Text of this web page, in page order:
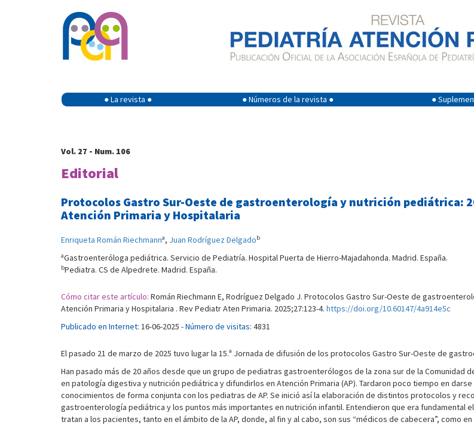
● La revista ● ● Números de la revista ● ●
Vol. 27 - Num. 106
Editorial
Protocolos Gastro Sur-Oeste de gastroenterología y nutrición pediátrica:
Atención Primaria y Hospitalaria
Enriqueta Román Riechmanna, Juan Rodríguez Delgadob
aGastroenteróloga pediátrica. Servicio de Pediatría. Hospital Puerta de Hierro-Majadahonda. Madrid. España.
bPediatra. CS de Alpedrete. Madrid. España.
Cómo citar este artículo: Román Riechmann E, Rodríguez Delgado J. Protocolos Gastro Sur-Oeste de
Atención Primaria y Hospitalaria . Rev Pediatr Aten Primaria. 2025;27:123-4. https://doi.org/10.60147/4a914e5c
Publicado en Internet: 16-06-2025 -Número de visitas: 4831
El pasado 21 de marzo de 2025 tuvo lugar la 15.ª Jornada de difusión de los protocolos Gastro Sur-Oeste de
Han pasado más de 20 años desde que un grupo de pediatras gastroenterólogos de la zona sur de la Comunidad
en patología digestiva y nutrición pediátrica y difundirlos en Atención Primaria (AP). Tardaron poco tiempo en
conocimientos de forma conjunta con los pediatras de AP. Se inició así la elaboración de distintos protocolos y
gastroenterología pediátrica y los puntos más importantes en nutrición infantil. Entendieron que era
tratan a los pacientes, tanto en el ámbito de la AP, donde, al fin y al cabo, son sus “médicos de cabecera”, como